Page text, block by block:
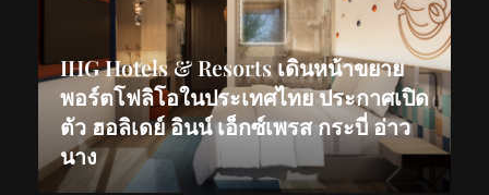
IHG Hotels & Resorts เดินหน้าขยาย
พอร์ตโฟลิโอในประเทศไทย ประกาศเปิด
ตัว ฮอลิเดย์ อินน์ เอ็กซ์เพรส กระบี่ อ่าว
นาง